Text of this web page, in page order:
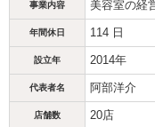
事業内容 美容室の経
年間休日 114 日
設立年 2014年
代表者名 阿部洋介
店舗数 20店